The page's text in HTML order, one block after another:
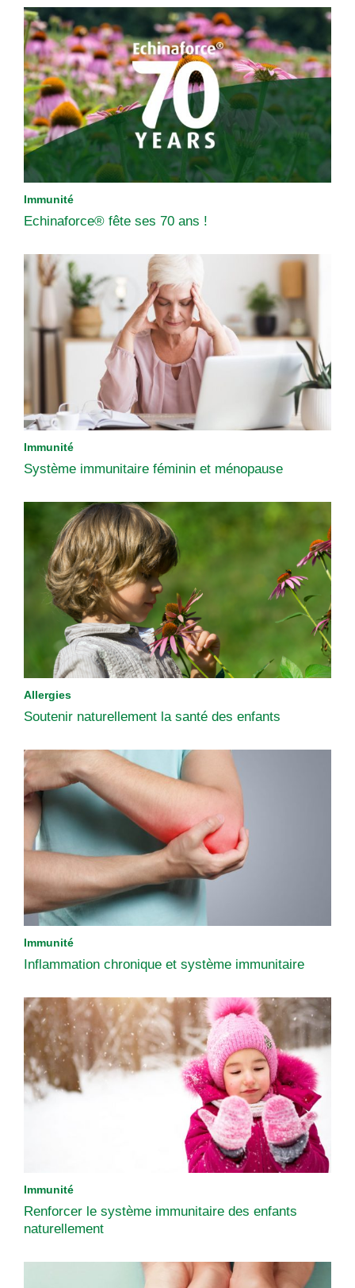
Immunité
Echinaforce® fête ses 70 ans !
Immunité
Système immunitaire féminin et ménopause
Allergies
Soutenir naturellement la santé des enfants
Immunité
Inflammation chronique et système immunitaire
Immunité
Renforcer le système immunitaire des enfants
naturellement